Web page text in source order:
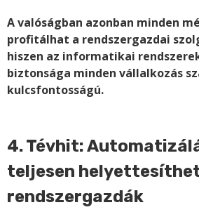
A valóságban azonban minden
profitálhat a rendszergazdai
hiszen az informatikai
biztonsága minden vállalkozás
kulcsfontosságú.
4. Tévhit:
teljesen
rendszergazdák